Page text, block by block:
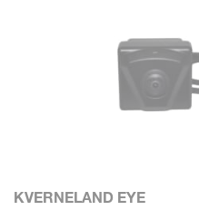
KVERNELAND EYE